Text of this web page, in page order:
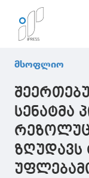
მსოფლიო
სენატმა
ზღუდავს